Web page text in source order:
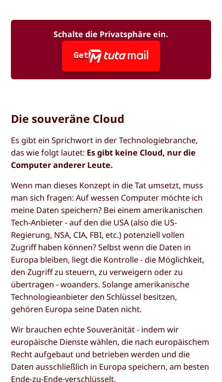
Schalte die Privatsphäre ein.
Get
Die souveräne Cloud
Es gibt ein Sprichwort in der Technologiebranche,
das wie folgt lautet: Es gibt keine Cloud, nur die
Computer anderer Leute.
Wenn man dieses Konzept in die Tat umsetzt, muss
man sich fragen: Auf wessen Computer möchte ich
meine Daten speichern? Bei einem amerikanischen
Tech-Anbieter - auf den die USA (also die US-
Regierung, NSA, CIA, FBI, etc.) potenziell vollen
Zugriff haben können? Selbst wenn die Daten in
Europa bleiben, liegt die Kontrolle - die Möglichkeit,
den Zugriff zu steuern, zu verweigern oder zu
übertragen - woanders. Solange amerikanische
Technologieanbieter den Schlüssel besitzen,
gehören Europa seine Daten nicht.
Wir brauchen echte Souveränität - indem wir
europäische Dienste wählen, die nach europäischem
Recht aufgebaut und betrieben werden und die
Daten ausschließlich in Europa speichern, am besten
Ende-zu-Ende-verschlüsselt.